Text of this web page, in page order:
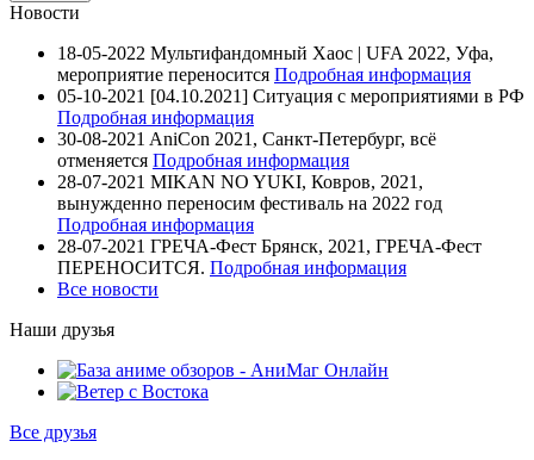
Новости
18-05-2022 Мультифандомный Хаос | UFA 2022, Уфа,
мероприятие переносится Подробная информация
05-10-2021 [04.10.2021] Ситуация с мероприятиями в РФ
Подробная информация
30-08-2021 AniCon 2021, Санкт-Петербург, всё
отменяется Подробная информация
28-07-2021 MIKAN NO YUKI, Ковров, 2021,
вынужденно переносим фестиваль на 2022 год
Подробная информация
28-07-2021 ГРЕЧА-Фест Брянск, 2021, ГРЕЧА-Фест
ПЕРЕНОСИТСЯ. Подробная информация
Все новости
Наши друзья
Все друзья